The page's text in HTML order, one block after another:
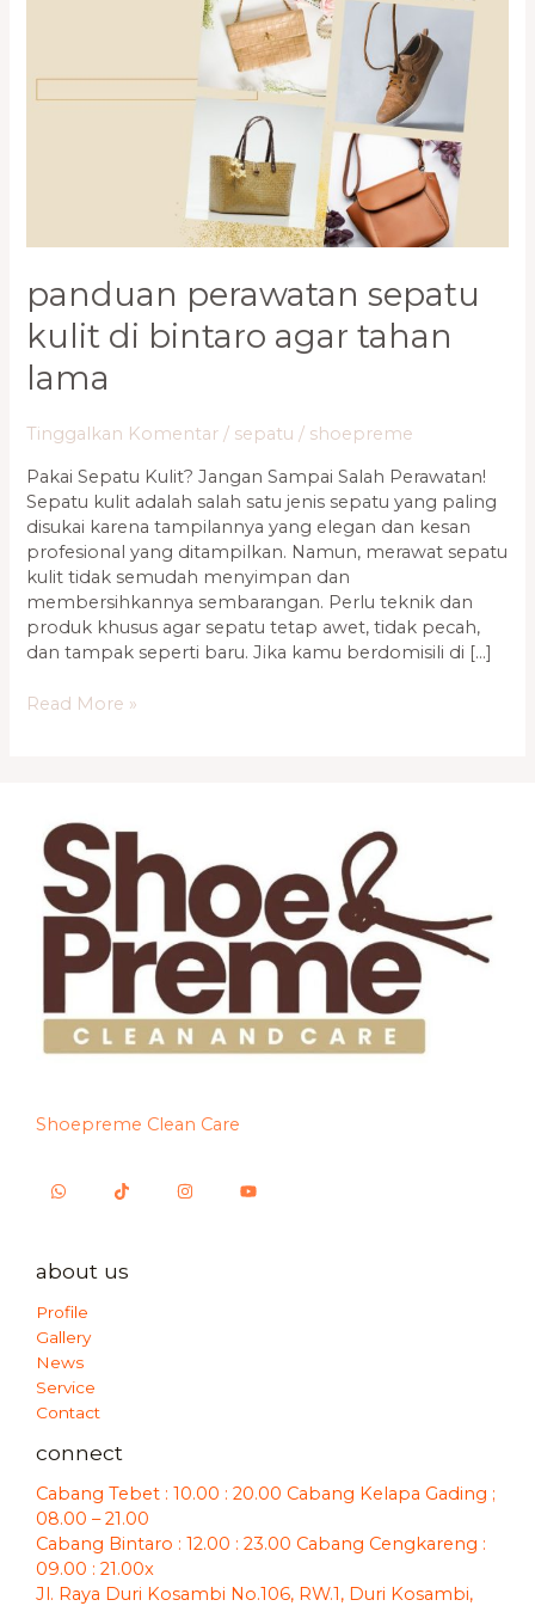
panduan perawatan sepatu
kulit di bintaro agar tahan
lama
Tinggalkan Komentar / sepatu / shoepreme
Pakai Sepatu Kulit? Jangan Sampai Salah Perawatan!
Sepatu kulit adalah salah satu jenis sepatu yang paling
disukai karena tampilannya yang elegan dan kesan
profesional yang ditampilkan. Namun, merawat sepatu
kulit tidak semudah menyimpan dan
membersihkannya sembarangan. Perlu teknik dan
produk khusus agar sepatu tetap awet, tidak pecah,
dan tampak seperti baru. Jika kamu berdomisili di […]
Read More »
Shoepreme Clean Care
about us
Profile
Gallery
News
Service
Contact
connect
Cabang Tebet : 10.00 : 20.00 Cabang Kelapa Gading ;
08.00 – 21.00
Cabang Bintaro : 12.00 : 23.00 Cabang Cengkareng :
09.00 : 21.00x
Jl. Raya Duri Kosambi No.106, RW.1, Duri Kosambi,